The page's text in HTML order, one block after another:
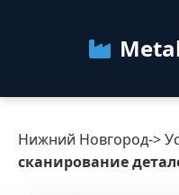
Нижний Новгород->
сканирование